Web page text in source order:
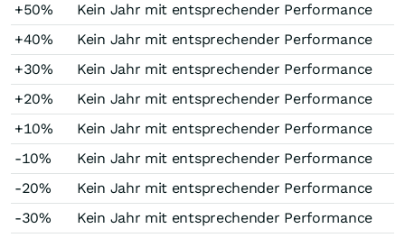
+50%
Kein Jahr mit entsprechender Performance
+40%
Kein Jahr mit entsprechender Performance
+30%
Kein Jahr mit entsprechender Performance
+20%
Kein Jahr mit entsprechender Performance
+10%
Kein Jahr mit entsprechender Performance
-10%
Kein Jahr mit entsprechender Performance
-20%
Kein Jahr mit entsprechender Performance
-30%
Kein Jahr mit entsprechender Performance